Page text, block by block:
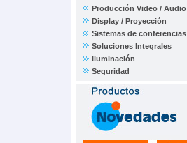
Producción Video / Audio
Display / Proyección
Sistemas de conferencias
Soluciones Integrales
Iluminación
Seguridad